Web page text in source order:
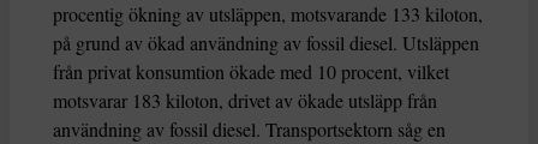
procentig ökning av utsläppen, motsvarande 133 kiloton,
på grund av ökad användning av fossil diesel. Utsläppen
från privat konsumtion ökade med 10 procent, vilket
motsvarar 183 kiloton, drivet av ökade utsläpp från
användning av fossil diesel. Transportsektorn såg en